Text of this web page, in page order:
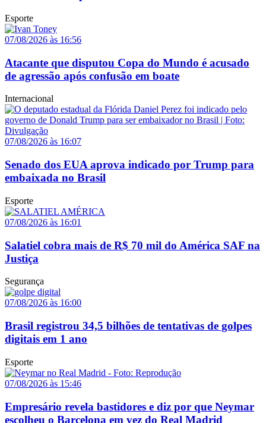
Esporte
07/08/2026 às 16:56
Atacante que disputou Copa do Mundo é acusado
de agressão após confusão em boate
Internacional
07/08/2026 às 16:07
Senado dos EUA aprova indicado por Trump para
embaixada no Brasil
Esporte
07/08/2026 às 16:01
Salatiel cobra mais de R$ 70 mil do América SAF na
Justiça
Segurança
07/08/2026 às 16:00
Brasil registrou 34,5 bilhões de tentativas de golpes
digitais em 1 ano
Esporte
07/08/2026 às 15:46
Empresário revela bastidores e diz por que Neymar
escolheu o Barcelona em vez do Real Madrid